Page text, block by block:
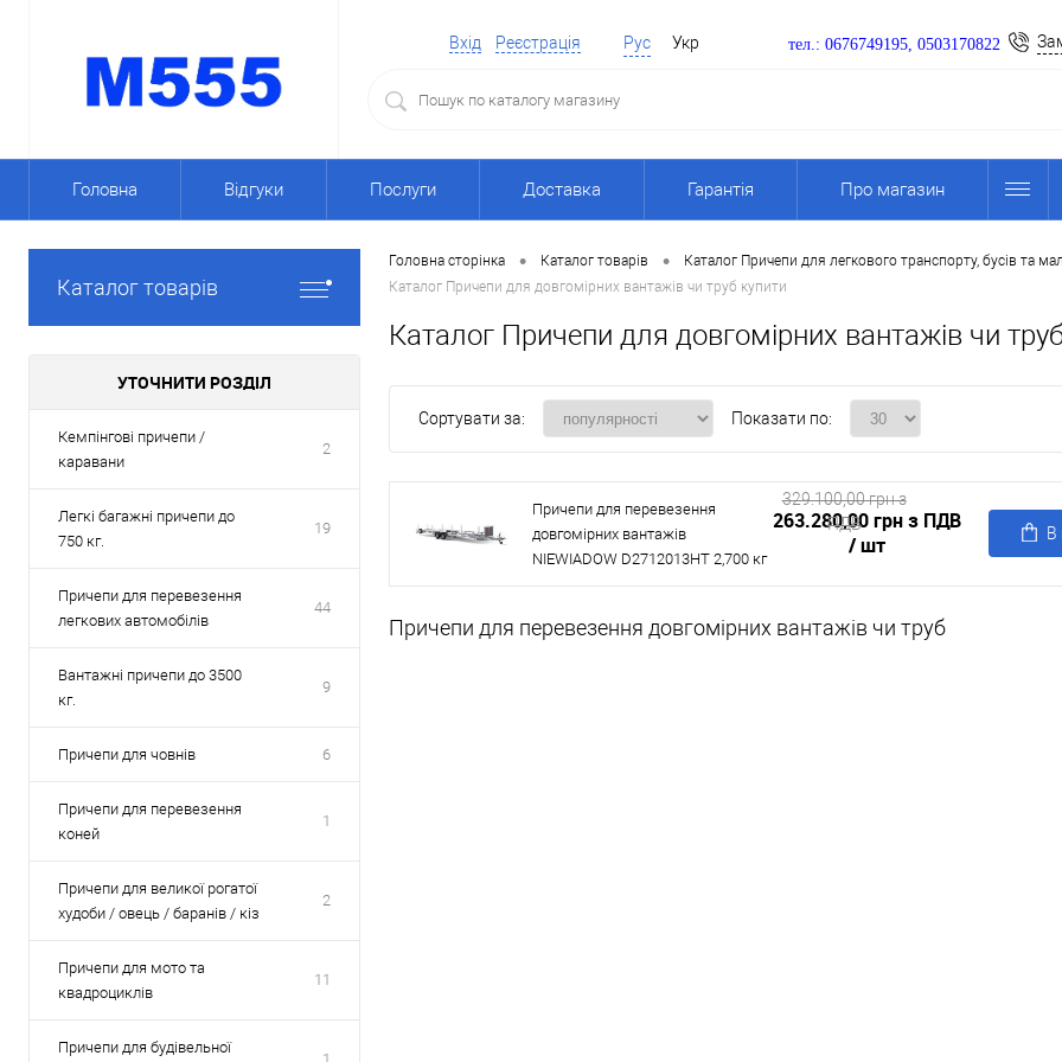
Вхід Реєстрація Рус Укр тел.: 0676749195, 0503170822
Головна Відгуки Послуги Доставка Гарантія Про магазин
Каталог товарів
УТОЧНИТИ РОЗДІЛ
Кемпінгові причепи /
каравани
2
Легкі багажні причепи до
750 кг.
19
Причепи для перевезення
легкових автомобілів
44
Вантажні причепи до 3500
кг.
9
Причепи для човнів 6
Причепи для перевезення
коней
1
Причепи для великої рогатої
худоби / овець / баранів / кіз
2
Причепи для мото та
квадроциклів
11
Причепи для будівельної
Головна сторінка • Каталог товарів • Каталог Причепи для легкового транспорту, бусів та
Каталог Причепи для довгомірних вантажів чи труб купити
Каталог Причепи для довгомірних вантажів чи
Сортувати за: Показати по:
Причепи для перевезення
довгомірних вантажів
NIEWIADOW D2712013HT 2,700 кг
263.280,00 грн з ПДВ
/ шт
329.100,00 грн з
ПДВ
В
Причепи для перевезення довгомірних вантажів чи труб